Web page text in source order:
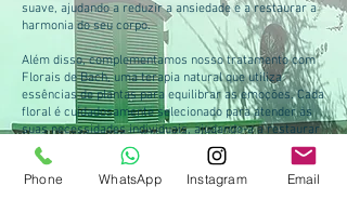
suave, ajudando a reduzir a ansiedade e a restaurar a
harmonia do seu corpo.
Além disso, complementamos nosso tratamento com
Florais de Bach, uma terapia natural que utiliza
essências de plantas para equilibrar as emoções. Cada
floral é cuidadosamente selecionado para atender às
suas necessidades individuais, ajudando-a a restaurar
o equilíbrio emocional e a encontrar serenidade na sua
jornada de maternidade.
Phone WhatsApp Instagram Email